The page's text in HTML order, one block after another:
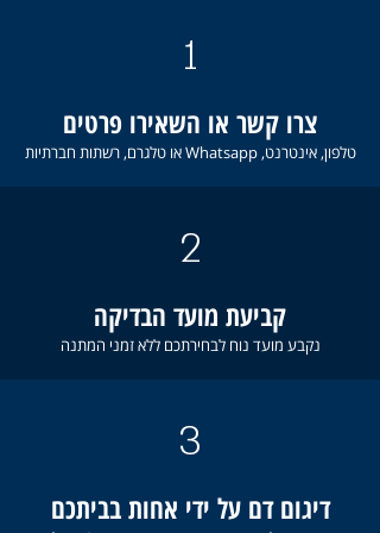
1
צרו קשר או השאירו פרטים
טלפון, אינטרנט, Whatsapp או טלגרם, רשתות חברתיות
2
קביעת מועד הבדיקה
נקבע מועד נוח לבחירתכם ללא זמני המתנה
3
דיגום דם על ידי אחות בביתכם